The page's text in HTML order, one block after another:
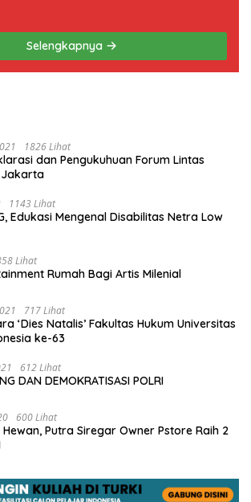
Selengkapnya
1826 Lihat
dan Pengukuhuan Forum Lintas
Jakarta
1143 Lihat
Edukasi Mengenal Disabilitas Netra Low
Lihat
Rumah Bagi Artis Milenial
717 Lihat
Fakultas Hukum Universitas
ke-63
612 Lihat
DAN DEMOKRATISASI POLRI
600 Lihat
Hewan, Putra Siregar Owner Pstore Raih 2